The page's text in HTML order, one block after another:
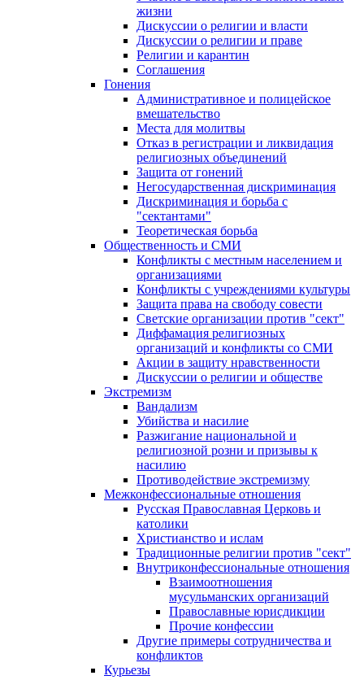
жизни
Дискуссии о религии и власти
Дискуссии о религии и праве
Религии и карантин
Соглашения
Гонения
Административное и полицейское
вмешательство
Места для молитвы
Отказ в регистрации и ликвидация
религиозных объединений
Защита от гонений
Негосударственная дискриминация
Дискриминация и борьба с
"сектантами"
Теоретическая борьба
Общественность и СМИ
Конфликты с местным населением и
организациями
Конфликты с учреждениями культуры
Защита права на свободу совести
Светские организации против "сект"
Диффамация религиозных
организаций и конфликты со СМИ
Акции в защиту нравственности
Дискуссии о религии и обществе
Экстремизм
Вандализм
Убийства и насилие
Разжигание национальной и
религиозной розни и призывы к
насилию
Противодействие экстремизму
Межконфессиональные отношения
Русская Православная Церковь и
католики
Христианство и ислам
Традиционные религии против "сект"
Внутриконфессиональные отношения
Взаимоотношения
мусульманских организаций
Православные юрисдикции
Прочие конфессии
Другие примеры сотрудничества и
конфликтов
Курьезы